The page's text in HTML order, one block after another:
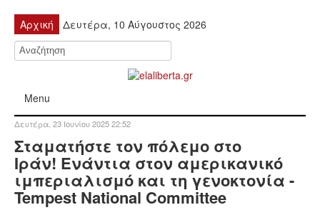
Αρχική Δευτέρα, 10 Αύγουστος 2026
Menu
ΚΙΝΗΤΟΠΟΙΉΣΕΙΣ
ΕΙΔΉΣΕΙΣ
Δευτέρα, 23 Ιουνίου 2025 22:52
Σταματήστε τον πόλεμο στο
Ιράν! Ενάντια στον αμερικανικό
ιμπεριαλισμό και τη γενοκτονία -
Tempest National Committee